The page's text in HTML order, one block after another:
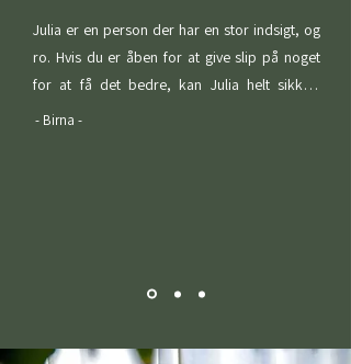
Julia er en person der har en stor indsigt, og
ro. Hvis du er åben for at give slip på noget
for at få det bedre, kan Julia helt sikkert
hjælpe og guide dig meget.
- Birna -